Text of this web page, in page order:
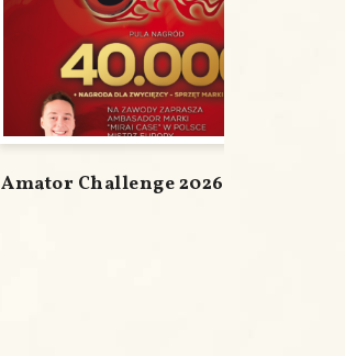
Amator Challenge 2026